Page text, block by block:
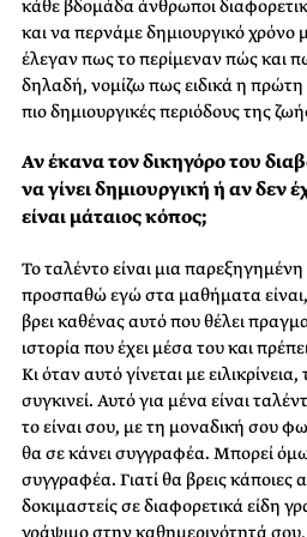
κάθε βδομάδα άνθρωποι
και να περνάμε δημιουργικό χρόνο
έλεγαν πως το περίμεναν πώς και
δηλαδή, νομίζω πως ειδικά η
πιο δημιουργικές περιόδους της
Αν έκανα τον δικηγόρο του
να γίνει δημιουργική ή αν δεν
είναι μάταιος κόπος;
Το ταλέντο είναι μια
προσπαθώ εγώ στα μαθήματα
βρει καθένας αυτό που θέλει
ιστορία που έχει μέσα του και
Κι όταν αυτό γίνεται με
συγκινεί. Αυτό για μένα είναι
το είναι σου, με τη μοναδική σου
θα σε κάνει συγγραφέα. Μπορεί
συγγραφέα. Γιατί θα βρεις κάποιες
δοκιμαστείς σε διαφορετικά είδη